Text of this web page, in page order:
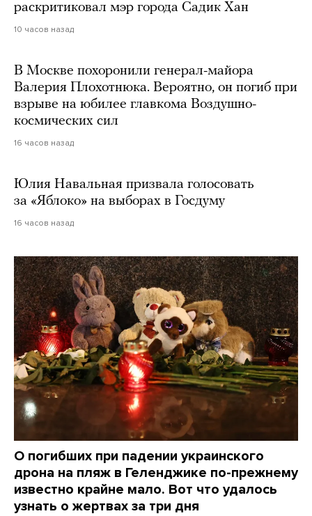
раскритиковал мэр города Садик Хан
10 часов назад
В Москве похоронили генерал-майора
Валерия Плохотнюка. Вероятно, он погиб при
взрыве на юбилее главкома Воздушно-
космических сил
16 часов назад
Юлия Навальная призвала голосовать
за «Яблоко» на выборах в Госдуму
16 часов назад
О погибших при падении украинского
дрона на пляж в Геленджике по-прежнему
известно крайне мало. Вот что удалось
узнать о жертвах за три дня